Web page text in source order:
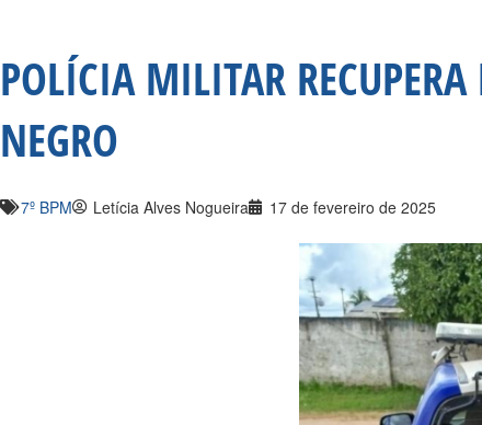
POLÍCIA MILITAR
NEGRO
7º BPM Letícia Alves Nogueira 17 de fevereiro de 2025